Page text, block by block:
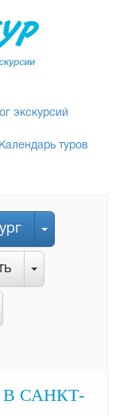
экскурсий
Календарь туров
САНКТ-